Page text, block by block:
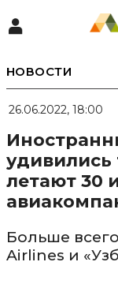
НОВОСТИ
26.06.2022, 18:00
удивились
летают 30
Больше
Airlines и